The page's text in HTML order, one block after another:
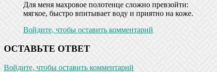
Для меня махровое полотенце сложно превзойти:
мягкое, быстро впитывает воду и приятно на коже.
Войдите, чтобы оставить комментарий
ОСТАВЬТЕ ОТВЕТ
Войдите, чтобы оставить комментарий